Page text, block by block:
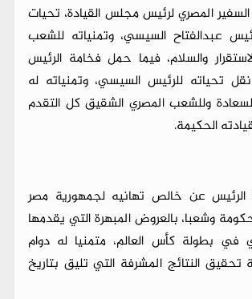
المصري لرئيس مجلس القيادة، تحيات
عبدالفتاح السيسي، وتمنياته للشعب
والسلام، فيما حمل فخامة الرئيس
تحياته للرئيس السيسي، وتمنياته له
وللشعب المصري الشقيق كل التقدم
الحكيمة.
الرئيس عن خالص تهانيه لجمهورية مصر
وشعبا، بالعروض المبهرة التي يقدمها
في بطولة كأس العالم، متمنيا له دوام
تحقيق النتائج المشرفة التي تليق بتاريخ